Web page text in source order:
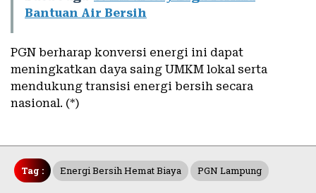
Bantuan Air Bersih
PGN berharap konversi energi ini dapat
meningkatkan daya saing UMKM lokal serta
mendukung transisi energi bersih secara
nasional. (*)
Tag : Energi Bersih Hemat Biaya PGN Lampung